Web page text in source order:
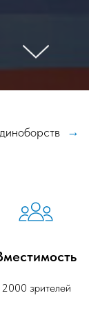
→
2000 зрителей